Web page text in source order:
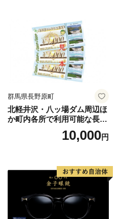
群馬県長野原町
北軽井沢・八ッ場ダム周辺ほ
か町内各所で利用可能な長野
原町ふるさと感謝券（3,000
円分）【トラベル 観光 旅行
10,000円